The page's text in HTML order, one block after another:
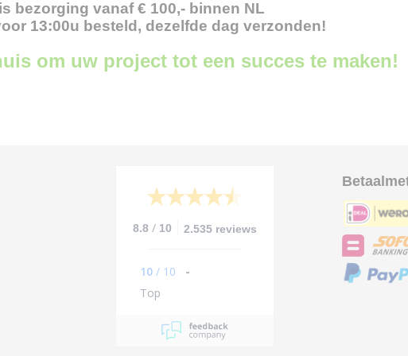
bezorging vanaf € 100,- binnen NL
13:00u besteld, dezelfde dag verzonden!
om uw project tot een succes te maken!
8.8 / 10 2.535 reviews
10 / 10
-
Top